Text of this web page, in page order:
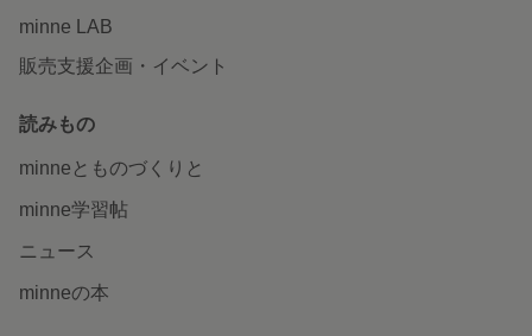
minne LAB
販売支援企画・イベント
読みもの
minneとものづくりと
minne学習帖
ニュース
minneの本